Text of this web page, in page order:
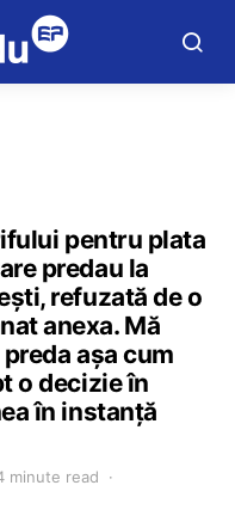
pentru plata
predau la
refuzată de o
anexa. Mă
așa cum
o decizie în
în instanță
minute read